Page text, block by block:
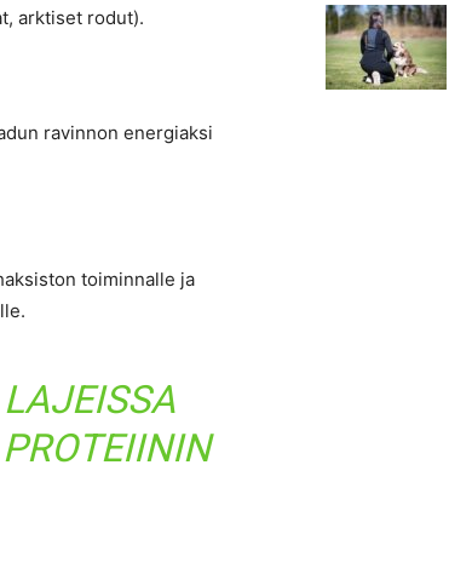
arktiset rodut).
ravinnon energiaksi
toiminnalle ja